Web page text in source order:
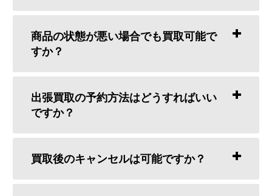
商品の状態が悪い場合でも買取可能で
すか？
出張買取の予約方法はどうすればいい
ですか？
買取後のキャンセルは可能ですか？